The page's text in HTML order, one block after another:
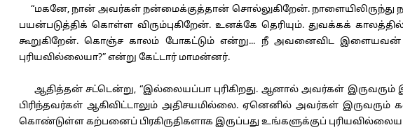
“மகனே, நான் அவர்கள் நன்மைக்குத்தான் சொல்லுகிறேன். நாளையிலிருந்து
பயன்படுத்திக் கொள்ள விரும்புகிறேன். உனக்கே தெரியும். துவக்கக்
கூறுகிறேன். கொஞ்ச காலம் போகட்டும் என்று... நீ அவனைவிட இளையவன்
புரியவில்லையா?” என்று கேட்டார் மாமன்னர்.
ஆதித்தன் சட்டென்று, “இல்லையப்பா புரிகிறது. ஆனால் அவர்கள் இருவரும்
பிரிந்தவர்கள் ஆகிவிட்டாலும் அதிசயமில்லை. ஏனெனில் அவர்கள்
கொண்டுள்ள கற்பனைப் பிரகிருதிகளாக இருப்பது உங்களுக்குப்